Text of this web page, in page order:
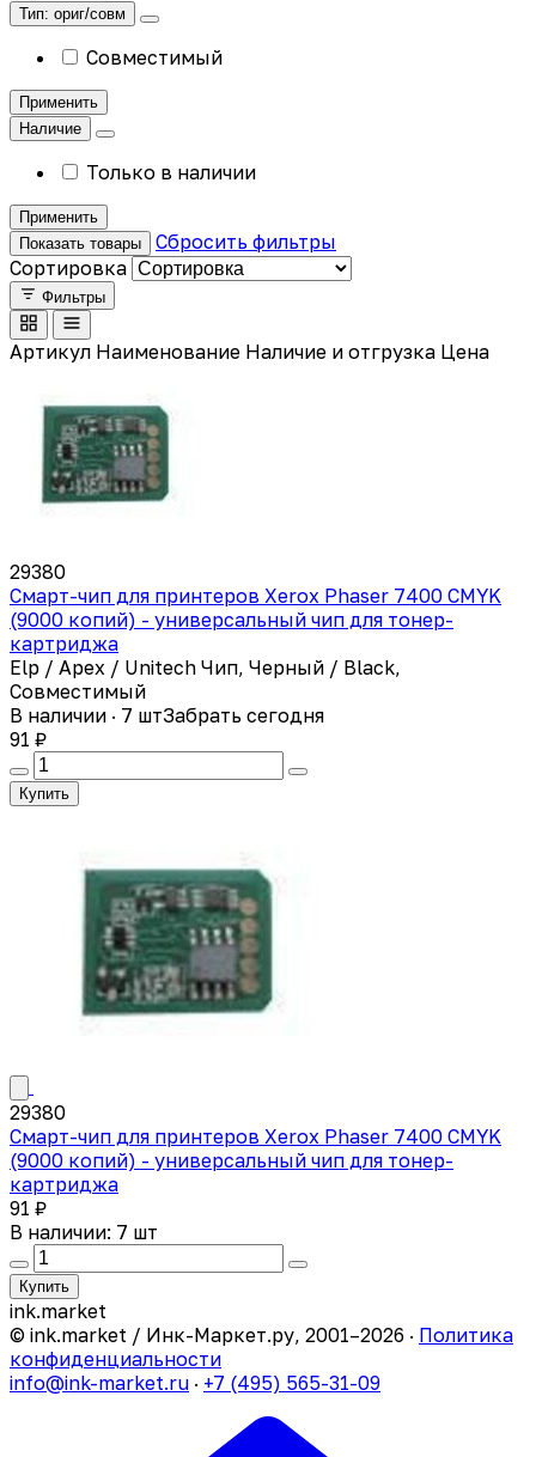
Тип: ориг/совм
Совместимый
Применить
Наличие
Только в наличии
Применить
Показать товары
Сбросить фильтры
Сортировка
Фильтры
Артикул Наименование Наличие и отгрузка Цена
29380
Смарт-чип для принтеров Xerox Phaser 7400 CMYK
(9000 копий) - универсальный чип для тонер-
картриджа
Elp / Apex / Unitech Чип, Черный / Black,
Совместимый
В наличии · 7 штЗабрать сегодня
91 ₽
Купить
29380
Смарт-чип для принтеров Xerox Phaser 7400 CMYK
(9000 копий) - универсальный чип для тонер-
картриджа
91 ₽
В наличии: 7 шт
Купить
ink.market
© ink.market / Инк-Маркет.ру, 2001–2026 · Политика
конфиденциальности
info@ink-market.ru · +7 (495) 565-31-09